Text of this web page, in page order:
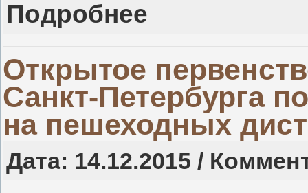
Подробнее
Открытое
Санкт-Петербурга
на пешеходных
Дата: 14.12.2015 /